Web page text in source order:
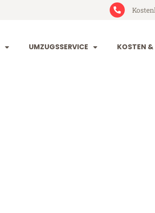
UMZUGSSERVICE KOSTEN &